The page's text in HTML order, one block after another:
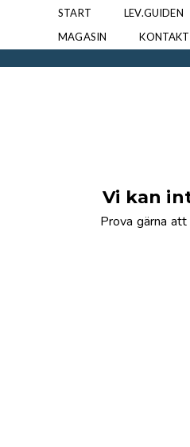
START LEV.GUIDEN
MAGASIN
KONTAKT
Vi kan
Prova gärna